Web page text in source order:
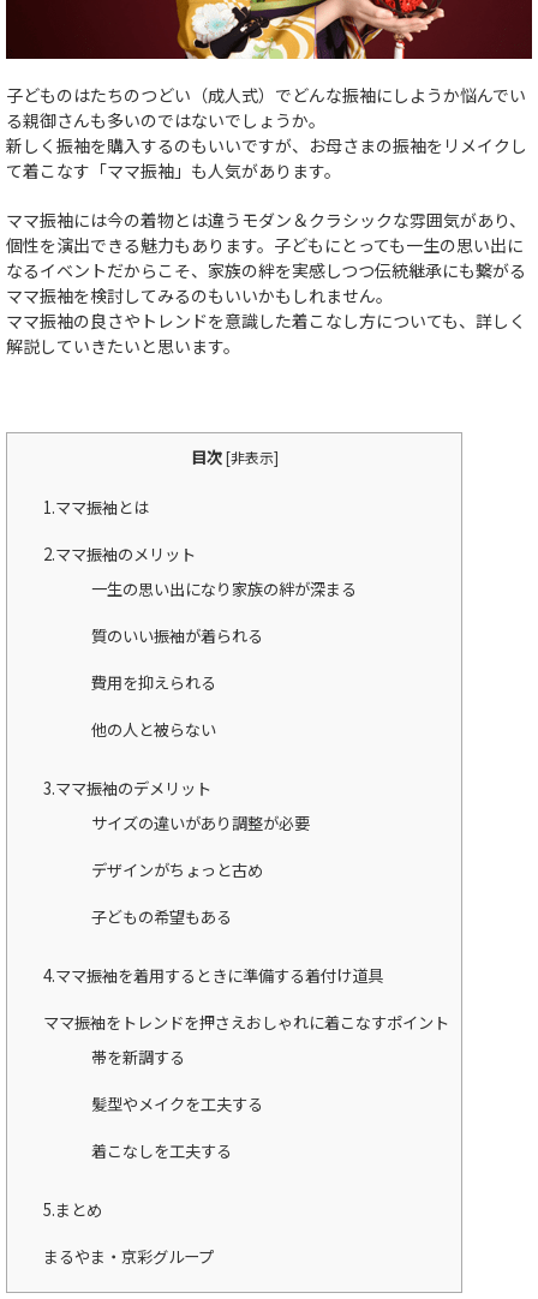
子どものはたちのつどい（成人式）でどんな振袖にしようか悩んでい
る親御さんも多いのではないでしょうか。
新しく振袖を購入するのもいいですが、お母さまの振袖をリメイクし
て着こなす「ママ振袖」も人気があります。
ママ振袖には今の着物とは違うモダン＆クラシックな雰囲気があり、
個性を演出できる魅力もあります。子どもにとっても一生の思い出に
なるイベントだからこそ、家族の絆を実感しつつ伝統継承にも繋がる
ママ振袖を検討してみるのもいいかもしれません。
ママ振袖の良さやトレンドを意識した着こなし方についても、詳しく
解説していきたいと思います。
目次 [非表示]
1.ママ振袖とは
2.ママ振袖のメリット
一生の思い出になり家族の絆が深まる
質のいい振袖が着られる
費用を抑えられる
他の人と被らない
3.ママ振袖のデメリット
サイズの違いがあり調整が必要
デザインがちょっと古め
子どもの希望もある
4.ママ振袖を着用するときに準備する着付け道具
ママ振袖をトレンドを押さえおしゃれに着こなすポイント
帯を新調する
髪型やメイクを工夫する
着こなしを工夫する
5.まとめ
まるやま・京彩グループ